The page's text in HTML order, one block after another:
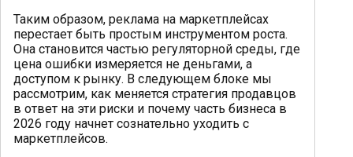
Таким образом, реклама на маркетплейсах
перестает быть простым инструментом роста.
Она становится частью регуляторной среды, где
цена ошибки измеряется не деньгами, а
доступом к рынку. В следующем блоке мы
рассмотрим, как меняется стратегия продавцов
в ответ на эти риски и почему часть бизнеса в
2026 году начнет сознательно уходить с
маркетплейсов.